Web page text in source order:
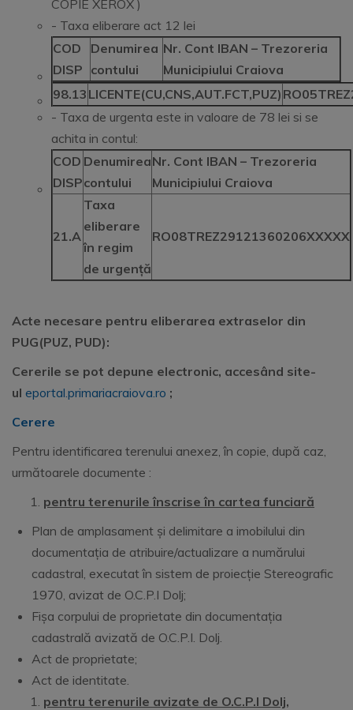
COPIE XEROX )
- Taxa eliberare act 12 lei
COD
DISP
Denumirea
contului
Nr. Cont IBAN – Trezoreria
Municipiului Craiova
98.13 LICENTE(CU,CNS,AUT.FCT,PUZ)
- Taxa de urgenta este in valoare de 78 lei si se
achita in contul:
COD
DISP
Denumirea
contului
Nr. Cont IBAN – Trezoreria
Municipiului Craiova
21.A
Taxa
eliberare
în regim
de urgență
RO08TREZ29121360206XXXXX
Acte necesare pentru eliberarea extraselor din
PUG(PUZ, PUD):
Cererile se pot depune electronic, accesând site-
ul eportal.primariacraiova.ro ;
Cerere
Pentru identificarea terenului anexez, în copie, după caz,
următoarele documente :
pentru terenurile înscrise în cartea funciară
Plan de amplasament și delimitare a imobilului din
documentația de atribuire/actualizare a numărului
cadastral, executat în sistem de proiecție Stereografic
1970, avizat de O.C.P.I Dolj;
Fișa corpului de proprietate din documentația
cadastrală avizată de O.C.P.I. Dolj.
Act de proprietate;
Act de identitate.
pentru terenurile avizate de O.C.P.I Dolj,